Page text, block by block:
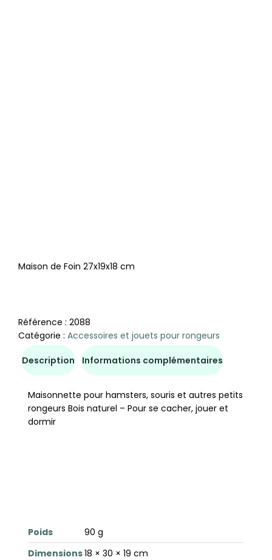
Maison de Foin 27x19x18 cm
Référence : 2088
Catégorie : Accessoires et jouets pour rongeurs
Description Informations complémentaires
Maisonnette pour hamsters, souris et autres petits
rongeurs Bois naturel – Pour se cacher, jouer et
dormir
Poids
90 g
Dimensions18 × 30 × 19 cm